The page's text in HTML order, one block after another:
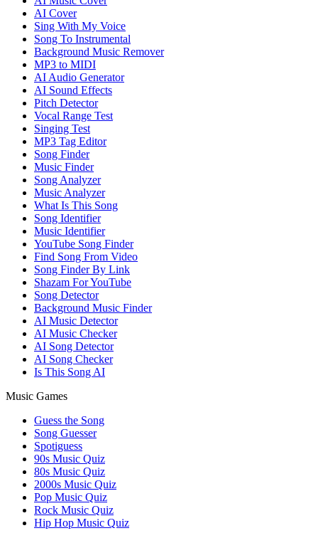
AI Cover
Sing With My Voice
Song To Instrumental
Background Music Remover
MP3 to MIDI
AI Audio Generator
AI Sound Effects
Pitch Detector
Vocal Range Test
Singing Test
MP3 Tag Editor
Song Finder
Music Finder
Song Analyzer
Music Analyzer
What Is This Song
Song Identifier
Music Identifier
YouTube Song Finder
Find Song From Video
Song Finder By Link
Shazam For YouTube
Song Detector
Background Music Finder
AI Music Detector
AI Music Checker
AI Song Detector
AI Song Checker
Is This Song AI
Music Games
Guess the Song
Song Guesser
Spotiguess
90s Music Quiz
80s Music Quiz
2000s Music Quiz
Pop Music Quiz
Rock Music Quiz
Hip Hop Music Quiz